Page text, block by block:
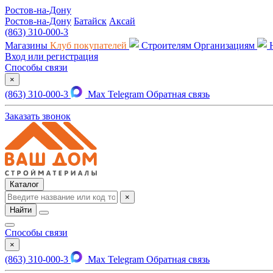
Ростов-на-Дону
Ростов-на-Дону Батайск Аксай
(863) 310-000-3
Магазины Клуб покупателей Строителям Организациям
Вход или регистрация
Способы связи
×
(863) 310-000-3 Max Telegram Обратная связь
Заказать звонок
Каталог
×
Найти
Способы связи
×
(863) 310-000-3 Max Telegram Обратная связь